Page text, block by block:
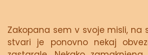
Zakopana sem v svoje misli, na
stvari je ponovno nekaj